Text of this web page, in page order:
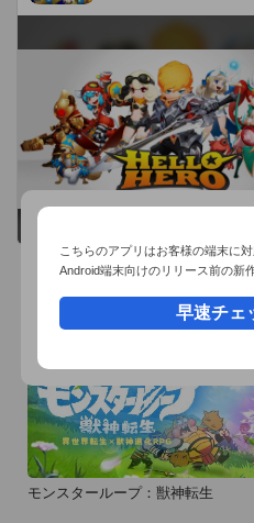
1.Create your Club in the
Xbox One, Xbox 360®,
2.Create your FUT Security
access FIFA Ultimate Team on
3.Login to the app to access
The EA Sports Football Club
available in English, French,
おすすめ事前予約アプ
モンスターループ：獣神転生
こちらのアプリはお客様の端末に
Android端末向けのリリース前の新
早速チェ